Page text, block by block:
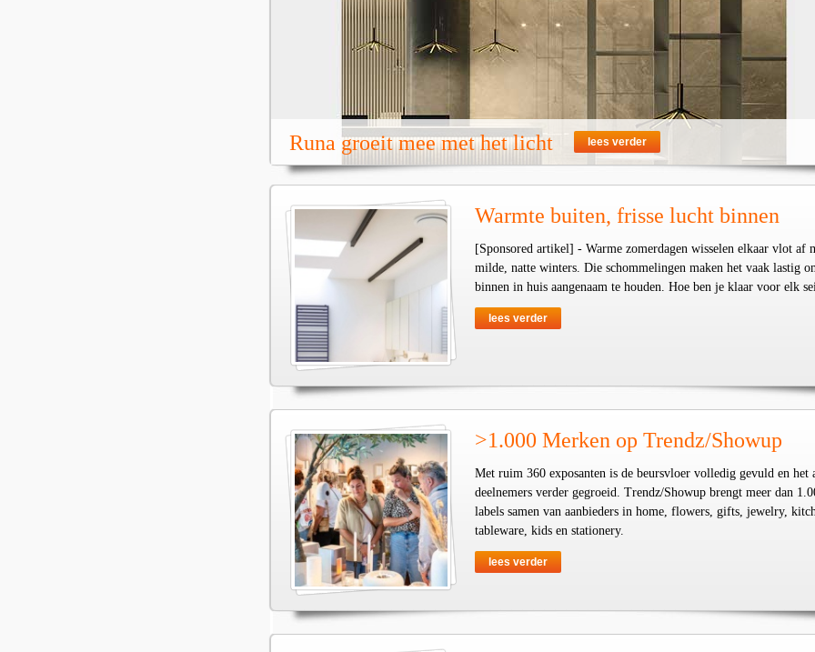
Runa groeit mee met het licht lees verder
Warmte buiten, frisse lucht binnen
[Sponsored artikel] - Warme zomerdagen wisselen elkaar vlot af
milde, natte winters. Die schommelingen maken het vaak lastig
binnen in huis aangenaam te houden. Hoe ben je klaar voor elk
lees verder
>1.000 Merken op Trendz/Showup
Met ruim 360 exposanten is de beursvloer volledig gevuld en het
deelnemers verder gegroeid. Trendz/Showup brengt meer dan
labels samen van aanbieders in home, flowers, gifts, jewelry,
tableware, kids en stationery.
lees verder